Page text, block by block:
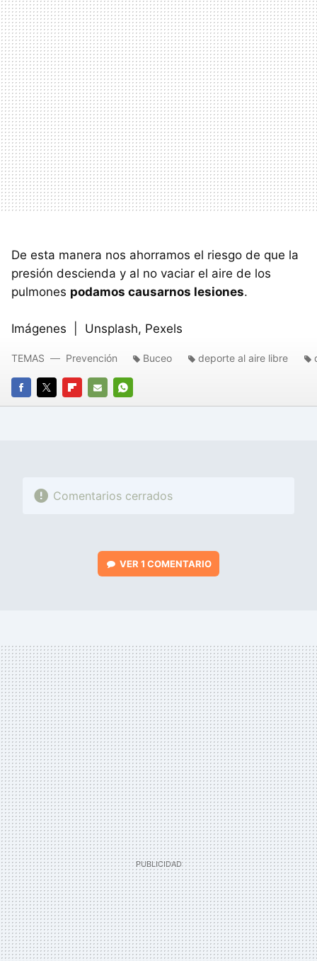
De esta manera nos ahorramos el riesgo de que la
presión descienda y al no vaciar el aire de los
pulmones podamos causarnos lesiones.
Imágenes | Unsplash, Pexels
FACEBOOK
TWITTERFLIPBOARD
E-
WHATSAPP
TEMAS Prevención Buceo deporte al aire libre
Comentarios cerrados
VER 1 COMENTARIO